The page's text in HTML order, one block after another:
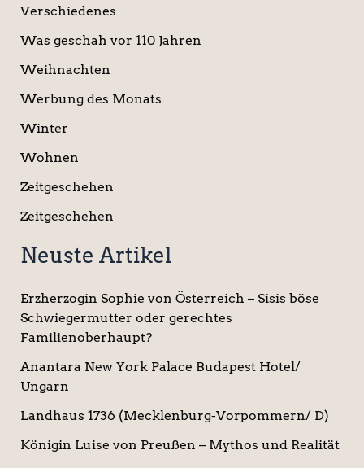
Verschiedenes
Was geschah vor 110 Jahren
Weihnachten
Werbung des Monats
Winter
Wohnen
Zeitgeschehen
Zeitgeschehen
Neuste Artikel
Erzherzogin Sophie von Österreich – Sisis böse
Schwiegermutter oder gerechtes
Familienoberhaupt?
Anantara New York Palace Budapest Hotel/
Ungarn
Landhaus 1736 (Mecklenburg-Vorpommern/ D)
Königin Luise von Preußen – Mythos und Realität